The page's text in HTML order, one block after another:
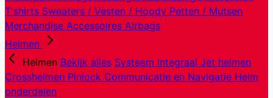
T'shirts Sweaters / Vesten / Hoody Petten / Mutsen
Merchandise Accessoires Airbags
Helmen
Helmen Bekijk alles Systeem Integraal Jet helmen
Crosshelmen Pinlock Communicatie en Navigatie Helm
onderdelen